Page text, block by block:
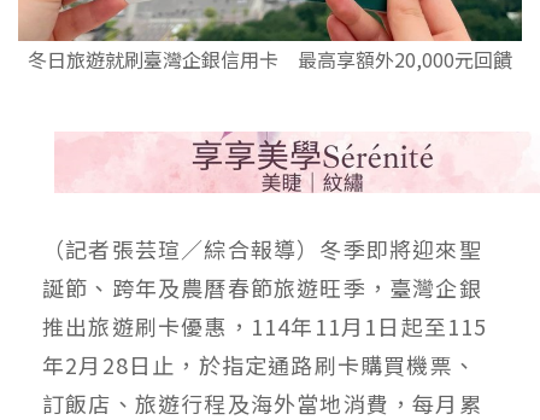
冬日旅遊就刷臺灣企銀信用卡 最高享額外20,000元回饋
（記者張芸瑄／綜合報導）冬季即將迎來聖
誕節、跨年及農曆春節旅遊旺季，臺灣企銀
推出旅遊刷卡優惠，114年11月1日起至115
年2月28日止，於指定通路刷卡購買機票、
訂飯店、旅遊行程及海外當地消費，每月累